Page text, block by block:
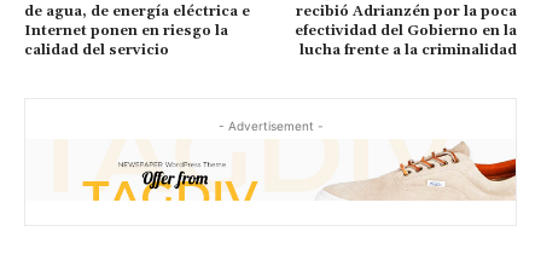
de agua, de energía eléctrica e
Internet ponen en riesgo la
calidad del servicio
recibió Adrianzén por la poca
efectividad del Gobierno en la
lucha frente a la criminalidad
- Advertisement -